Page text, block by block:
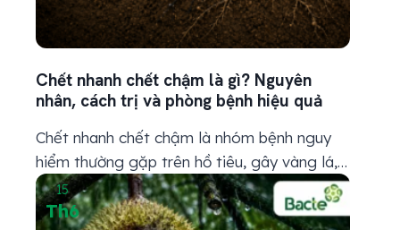
Chết nhanh chết chậm là gì? Nguyên
nhân, cách trị và phòng bệnh hiệu quả
Chết nhanh chết chậm là nhóm bệnh nguy
hiểm thường gặp trên hồ tiêu, gây vàng lá,
thối rễ, héo rũ và chết cây nếu phát hiện trễ.
Muốn xử lý hiệu quả, bà con cần nhận diện
15
Th6